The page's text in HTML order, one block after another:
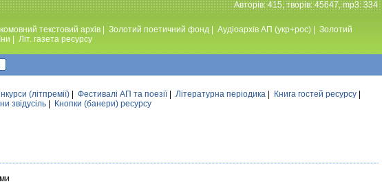
Авторiв: 415, творiв: 45647, mp3: 334
текстовий архів Золотий поетичний фонд Аудiоархiв АП (укр+рос)
Золотий
Лiт. газета ресурсу
(лiтпремiї) Фестивалi АП та поезiї| Літературна періодика Книга гостей ресурсу
звідусіль Кнопки (банери) ресурсу